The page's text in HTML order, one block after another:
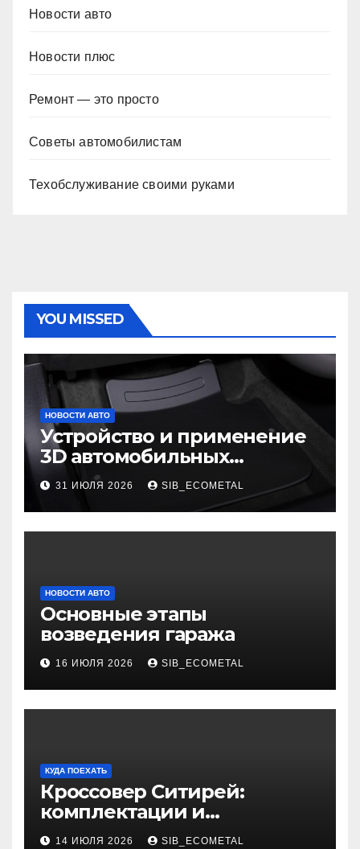
Новости авто
Новости плюс
Ремонт — это просто
Советы автомобилистам
Техобслуживание своими руками
YOU MISSED
НОВОСТИ АВТО
Устройство и применение
3D автомобильных
ковриков
31 ИЮЛЯ 2026 SIB_ECOMETAL
НОВОСТИ АВТО
Основные этапы
возведения гаража
16 ИЮЛЯ 2026 SIB_ECOMETAL
КУДА ПОЕХАТЬ
Кроссовер Ситирей:
комплектации и
характеристики
14 ИЮЛЯ 2026 SIB_ECOMETAL